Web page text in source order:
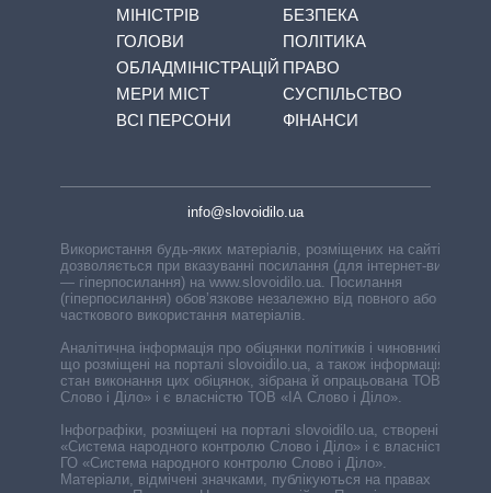
МІНІСТРІВ
ГОЛОВИ
ОБЛАДМІНІСТРАЦІЙ
МЕРИ МІСТ
ВСІ ПЕРСОНИ
БЕЗПЕКА
ПОЛІТИКА
ПРАВО
СУСПІЛЬСТВО
ФІНАНСИ
info@slovoidilo.ua
Використання будь-яких матеріалів, розміщених на сайті,
дозволяється при вказуванні посилання (для інтернет-видань
— гіперпосилання) на www.slovoidilo.ua. Посилання
(гіперпосилання) обов’язкове незалежно від повного або
часткового використання матеріалів.
Аналітична інформація про обіцянки політиків і чиновників,
що розміщені на порталі slovoidilo.ua, а також інформація про
стан виконання цих обіцянок, зібрана й опрацьована ТОВ «ІА
Слово і Діло» і є власністю ТОВ «ІА Слово і Діло».
Інфографіки, розміщені на порталі slovoidilo.ua, створені ГО
«Система народного контролю Слово і Діло» і є власністю
ГО «Система народного контролю Слово і Діло».
Матеріали, відмічені значками, публікуються на правах